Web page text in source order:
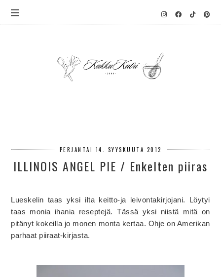
PERJANTAI 14. SYYSKUUTA 2012
ILLINOIS ANGEL PIE / Enkelten piiras
Lueskelin taas yksi ilta keitto-ja leivontakirjojani. Löytyi
taas monia ihania reseptejä. Tässä yksi niistä mitä on
pitänyt kokeilla jo monen monta kertaa. Ohje on Amerikan
parhaat piiraat-kirjasta.